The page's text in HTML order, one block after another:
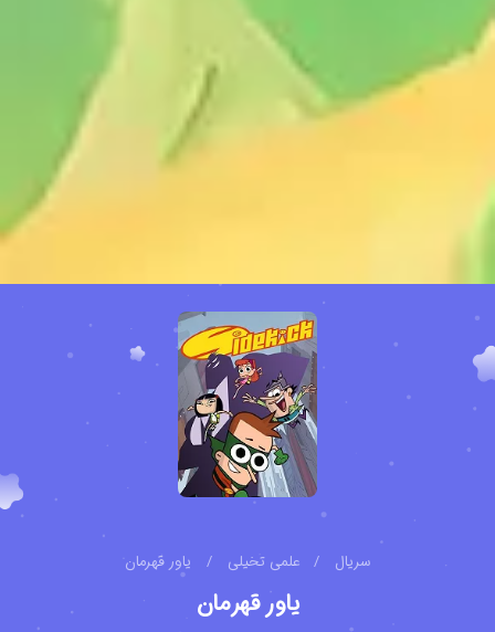
سریال / علمی تخیلی / یاور قهرمان
یاور قهرمان